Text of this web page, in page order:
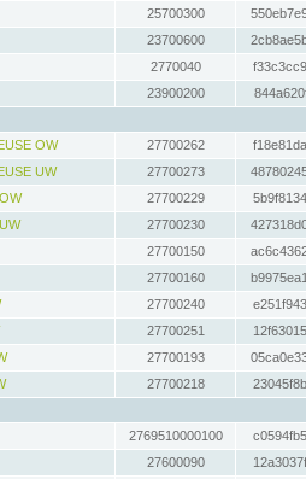
25700300
23700600
2770040
23900200
OW
27700262
UW
27700273
27700229
27700230
27700150
27700160
27700240
27700251
27700193
27700218
2769510000100
27600090